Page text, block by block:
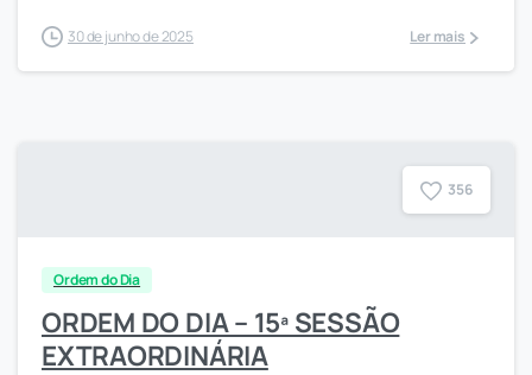
30 de junho de 2025 Ler mais
356
Ordem do Dia
ORDEM DO DIA – 15ª SESSÃO
EXTRAORDINÁRIA